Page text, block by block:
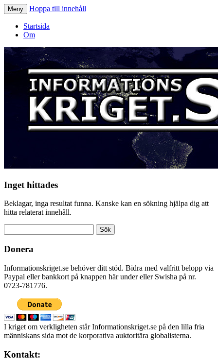
Informationskriget.se
Meny Hoppa till innehåll
Startsida
Om
Inget hittades
Beklagar, inga resultat funna. Kanske kan en sökning hjälpa dig att
hitta relaterat innehåll.
efter:
Donera
Informationskriget.se behöver ditt stöd. Bidra med valfritt belopp via
Paypal eller bankkort på knappen här under eller Swisha på nr.
0723-781776.
I kriget om verkligheten står Informationskriget.se på den lilla fria
människans sida mot de korporativa auktoritära globalisterna.
Kontakt: